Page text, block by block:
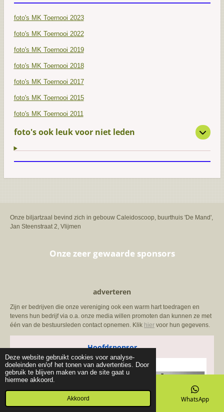
Deze website gebruikt cookies voor analyse-
doeleinden en/of het tonen van advertenties. Door
gebruik te blijven maken van de site gaat u
hiermee akkoord.
Akkoord
foto's MK Toernooi 2023
foto's MK Toernooi 2022
foto's MK Toernooi 2019
foto's MK Toernooi 2018
foto's MK Toernooi 2017
foto's MK Toernooi 2015
foto's MK Toernooi 2011
foto's ook leuk voor niet leden
Onze biljartzaal bevind zich in gebouw Caleidoscoop, buurthuis 'De Mand',
Jan Steenstraat 2, Vlijmen
Onze zeer gewaarde sponsors
adverteren
Zijn er bedrijven die onze vereniging ook een warm hart toedragen en
tevens hun bedrijf via o.a. onze media willen promoten dan kunnen ze met
één van de bestuursleden contact opnemen. Klik hier voor hun gegevens.
Hoofdsponsor
Telefoonnummer WhatsApp